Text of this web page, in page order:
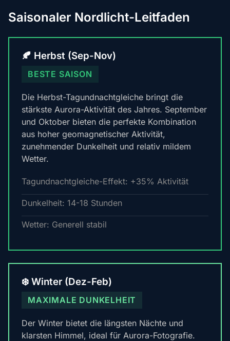
Saisonaler Nordlicht-Leitfaden
🍂 Herbst (Sep-Nov)
BESTE SAISON
Die Herbst-Tagundnachtgleiche bringt die
stärkste Aurora-Aktivität des Jahres. September
und Oktober bieten die perfekte Kombination
aus hoher geomagnetischer Aktivität,
zunehmender Dunkelheit und relativ mildem
Wetter.
Tagundnachtgleiche-Effekt: +35% Aktivität
Dunkelheit: 14-18 Stunden
Wetter: Generell stabil
❄️ Winter (Dez-Feb)
MAXIMALE DUNKELHEIT
Der Winter bietet die längsten Nächte und
klarsten Himmel, ideal für Aurora-Fotografie.